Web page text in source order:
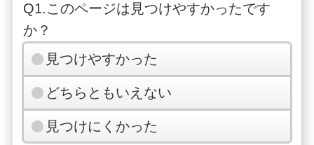
Q1.このページは見つけやすかったです
か？
見つけやすかった
どちらともいえない
見つけにくかった